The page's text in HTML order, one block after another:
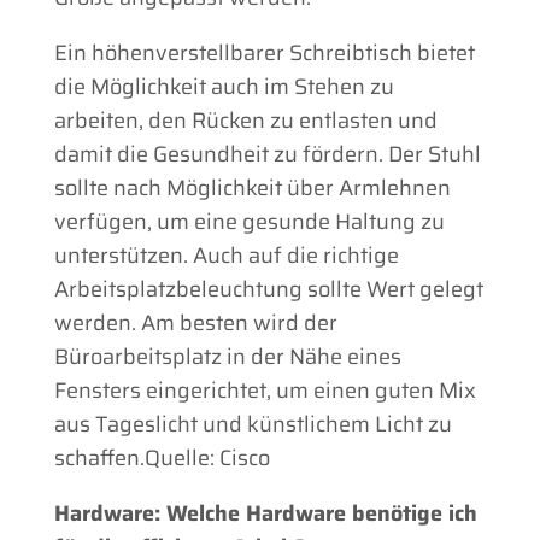
Ein höhenverstellbarer Schreibtisch bietet
die Möglichkeit auch im Stehen zu
arbeiten, den Rücken zu entlasten und
damit die Gesundheit zu fördern. Der Stuhl
sollte nach Möglichkeit über Armlehnen
verfügen, um eine gesunde Haltung zu
unterstützen. Auch auf die richtige
Arbeitsplatzbeleuchtung sollte Wert gelegt
werden. Am besten wird der
Büroarbeitsplatz in der Nähe eines
Fensters eingerichtet, um einen guten Mix
aus Tageslicht und künstlichem Licht zu
schaffen.Quelle: Cisco
Hardware: Welche Hardware benötige ich